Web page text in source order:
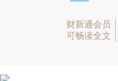
财新通会员
可畅读全文